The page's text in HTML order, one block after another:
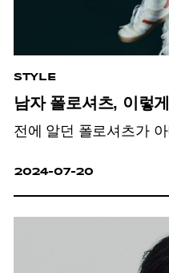
STYLE
남자 폴로셔츠, 이렇
전에 알던 폴로셔츠가
2024-07-20